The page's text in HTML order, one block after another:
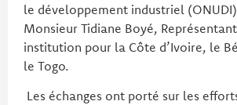
le développement industriel
Monsieur Tidiane Boyé,
institution pour la Côte d’Ivoire, le
le Togo.
Les échanges ont porté sur les